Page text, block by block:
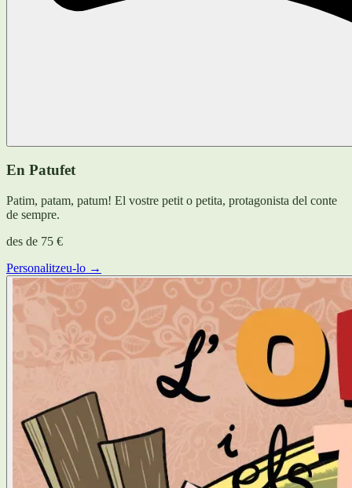
En Patufet
Patim, patam, patum! El vostre petit o petita, protagonista del conte
de sempre.
des de 75 €
Personalitzeu-lo →